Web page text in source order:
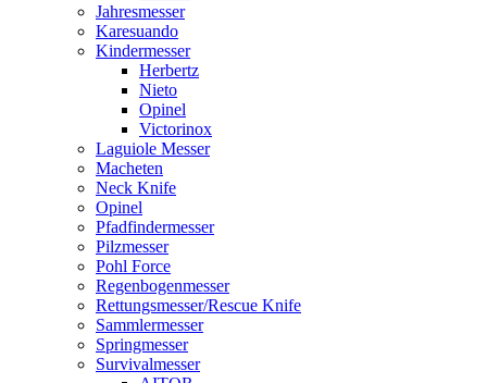
Jahresmesser
Karesuando
Kindermesser
Herbertz
Nieto
Opinel
Victorinox
Laguiole Messer
Macheten
Neck Knife
Opinel
Pfadfindermesser
Pilzmesser
Pohl Force
Regenbogenmesser
Rettungsmesser/Rescue Knife
Sammlermesser
Springmesser
Survivalmesser